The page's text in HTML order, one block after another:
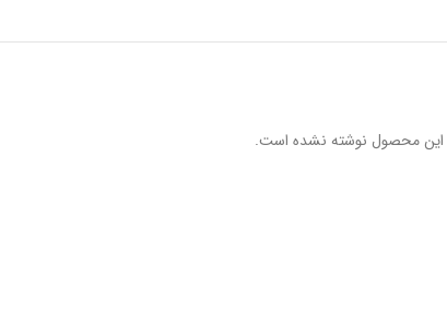
این محصول نوشته نشده است.